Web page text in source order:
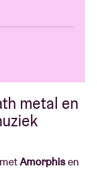
metal en
Amorphisen